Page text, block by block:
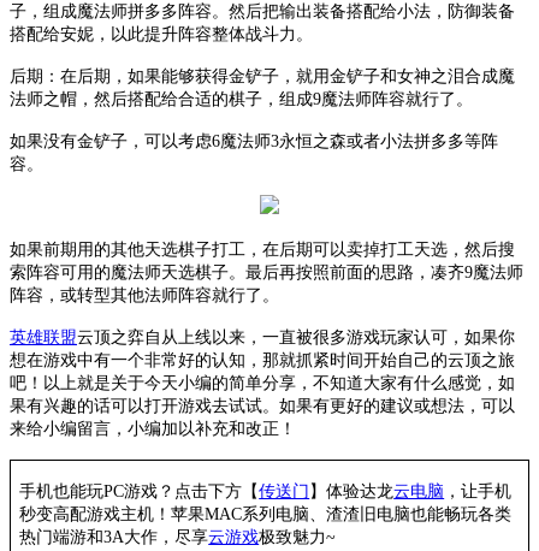
子，组成魔法师拼多多阵容。然后把输出装备搭配给小法，防御装备
搭配给安妮，以此提升阵容整体战斗力。
后期：在后期，如果能够获得金铲子，就用金铲子和女神之泪合成魔
法师之帽，然后搭配给合适的棋子，组成9魔法师阵容就行了。
如果没有金铲子，可以考虑6魔法师3永恒之森或者小法拼多多等阵
容。
如果前期用的其他天选棋子打工，在后期可以卖掉打工天选，然后搜
索阵容可用的魔法师天选棋子。最后再按照前面的思路，凑齐9魔法师
阵容，或转型其他法师阵容就行了。
英雄联盟云顶之弈自从上线以来，一直被很多游戏玩家认可，如果你
想在游戏中有一个非常好的认知，那就抓紧时间开始自己的云顶之旅
吧！以上就是关于今天小编的简单分享，不知道大家有什么感觉，如
果有兴趣的话可以打开游戏去试试。如果有更好的建议或想法，可以
来给小编留言，小编加以补充和改正！
手机也能玩PC游戏？点击下方【传送门 】体验达龙云电脑 ，让手机
秒变高配游戏主机 ！苹果MAC系列电脑、渣渣旧电脑也能畅玩各类
热门端游和3A大作， 尽享云游戏极致魅力~